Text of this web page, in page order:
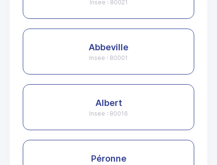
Insee : 80021
Abbeville
Insee : 80001
Albert
Insee : 80016
Péronne